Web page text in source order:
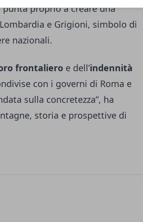
punta proprio a creare una
e Grigioni, simbolo di
nazionali.
frontaliero e dell’indennità
con i governi di Roma e
sulla concretezza”, ha
storia e prospettive di